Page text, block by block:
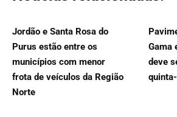
Jordão e Santa Rosa do
Purus estão entre os
municípios com menor
frota de veículos da Região
Norte
Gama
deve